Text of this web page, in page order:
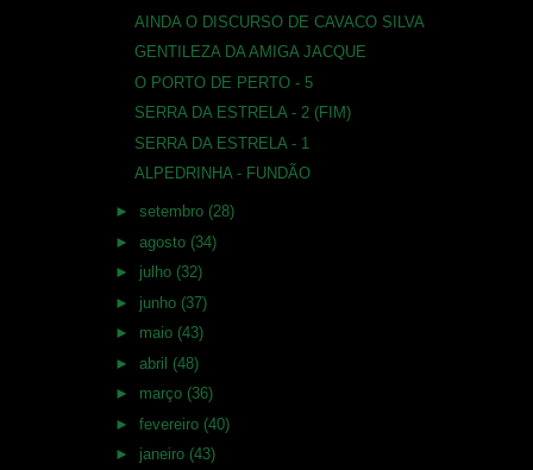
AINDA O DISCURSO DE CAVACO SILVA
GENTILEZA DA AMIGA JACQUE
O PORTO DE PERTO - 5
SERRA DA ESTRELA - 2 (FIM)
SERRA DA ESTRELA - 1
ALPEDRINHA - FUNDÃO
►setembro (28)
►agosto (34)
► julho (32)
► junho (37)
► maio (43)
►abril (48)
► março (36)
►fevereiro (40)
► janeiro (43)